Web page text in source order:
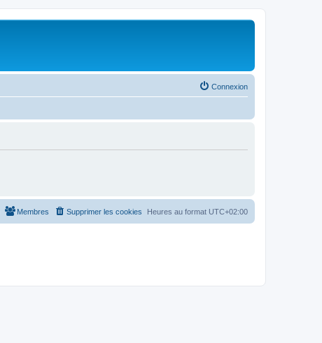
Connexion
Heures au format UTC+02:00
Supprimer les cookies
Membres